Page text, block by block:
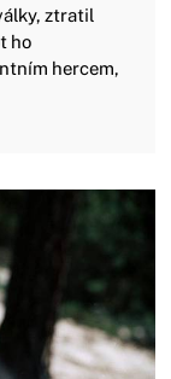
ztratil
ho
hercem,